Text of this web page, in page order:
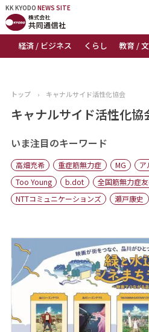
KK KYODO NEWS SITE
経済 / ビジネス くらし 教育 /
KK KYODONEWS SITE
トップページ
ニュース
おすすめコンテンツ
出版物
会社概要
トップ › キャナルサイド活性化協会
キャナルサイド活性化協
いま注目のキーワード
高畑充希 重症筋無力症 MG
ア
Too Young
b.dot 全国筋無力症
NTTコミュニケーションズ
瀬戸康史